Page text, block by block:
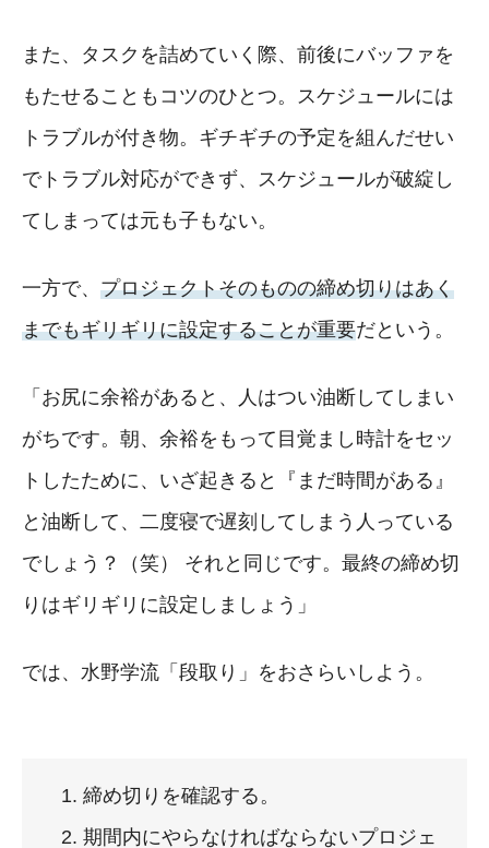
また、タスクを詰めていく際、前後にバッファを
もたせることもコツのひとつ。スケジュールには
トラブルが付き物。ギチギチの予定を組んだせい
でトラブル対応ができず、スケジュールが破綻し
てしまっては元も子もない。
一方で、 プロジェクトそのものの締め切りはあく
までもギリギリに設定することが重要だという。
「お尻に余裕があると、人はつい油断してしまい
がちです。朝、余裕をもって目覚まし時計をセッ
トしたために、いざ起きると『まだ時間がある』
と油断して、二度寝で遅刻してしまう人っている
でしょう？（笑） それと同じです。最終の締め切
りはギリギリに設定しましょう」
では、水野学流「段取り」をおさらいしよう。
締め切りを確認する。
期間内にやらなければならないプロジェ